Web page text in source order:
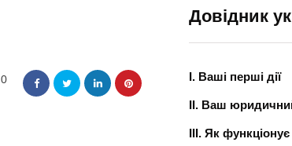
0
Довідник
І. Ваші перші дії
ІІ. Ваш
ІІІ. Як